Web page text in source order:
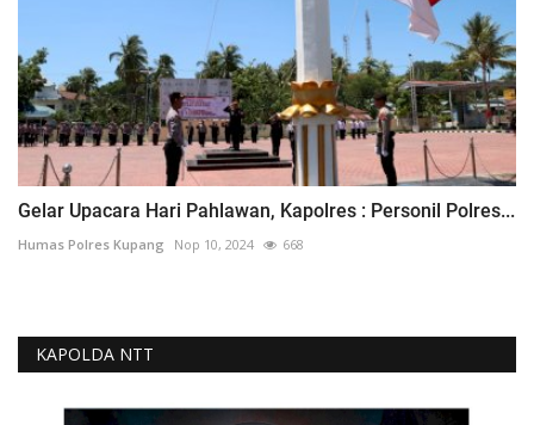
Gelar Upacara Hari Pahlawan, Kapolres : Personil Polres...
Humas Polres Kupang Nop 10, 2024 668
KAPOLDA NTT